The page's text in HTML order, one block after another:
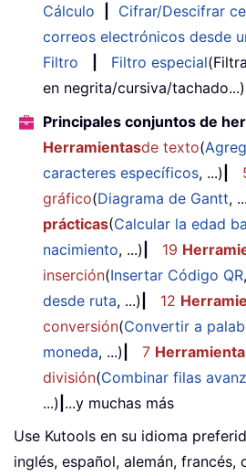
Cálculo
Cifrar/Descifrar
correos electrónicos desde
Filtro
Filtro especial
en negrita/cursiva/tachado...)
Principales conjuntos de
Herramientasde texto(
caracteres específicos, ...)
gráfico(Diagrama de Gantt,
prácticas(Calcular la edad
nacimiento, ...) 19
inserción(Insertar Código QR,
desde ruta, ...) 12
conversión(Convertir a
moneda, ...) 7
división(Combinar filas
...) ...y muchas más
Use Kutools en su idioma
inglés, español, alemán, francés,